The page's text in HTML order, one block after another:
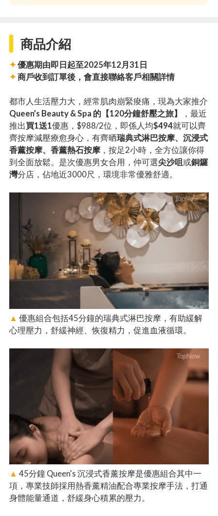
商品介紹
✦優惠期由即日起至2025年12月31日
✦商戶收到訂單後，會直接聯絡客戶相關詳情
都市人生活壓力大，經常肌肉崩緊痠痛，現為大家推介
Queen’s Beauty & Spa 的【120分鐘舒壓之旅】
，最近
推出買1送1優惠，$988/2位，即係人均$494就可以齊
齊按摩減壓療愈身心，有齊晒瑞典式淋巴按摩、沉浸式
香薰按摩、香薰熱石按摩 ，按足2小時，全方位讓你得
到全面放鬆。是次優惠男女合用，仲可選尖沙咀或銅鑼
灣分店，佔地近3000尺，環境非常優雅舒適。
▲ 優惠組合包括45分鐘的瑞典式淋巴按摩，有助緩解
心理壓力，舒緩神經、恢復精力，促進血液循環。
▲ 45分鐘 Queen's 沉浸式香薰按摩是優惠組合其中一
項，專業技師採用熱香薰精油配合專業按摩手法，打通
身體能量通道，舒緩身心積累的壓力。